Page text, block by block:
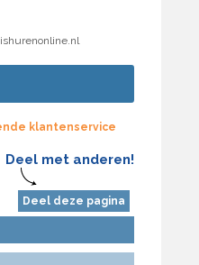
klantenservice
Deel met anderen!
Deel deze pagina